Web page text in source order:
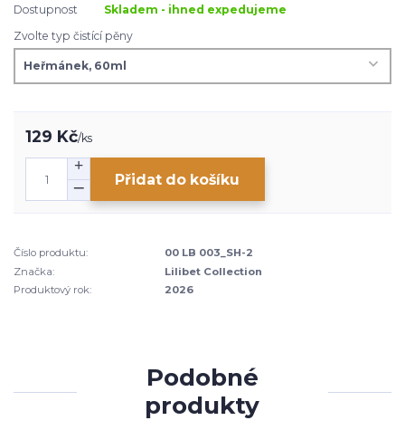
Dostupnost
Skladem - ihned expedujeme
Zvolte typ čistící pěny
129 Kč/ks
Přidat do košíku
Číslo produktu:
00 LB 003_SH-2
Značka:
Lilibet Collection
Produktový rok:
2026
Podobné
produkty